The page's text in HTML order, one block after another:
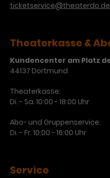
ticketservice@theaterdo.de
Theaterkasse &
Kundencenter am Platz
44137 Dortmund
Theaterkasse:
Di. - Sa. 10:00 - 18:00 Uhr
Abo- und Gruppenservice:
Di. - Fr. 10:00 - 16:00 Uhr
Service